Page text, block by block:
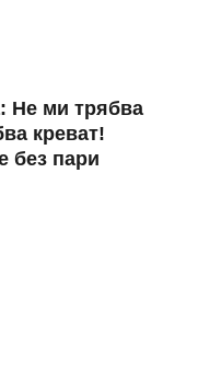
Не ми трябва
креват!
без пари